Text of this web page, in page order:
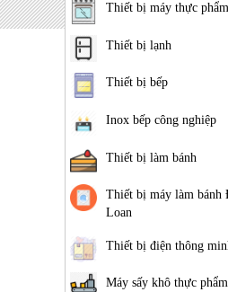
Thiết bị máy thực phẩm
Thiết bị lạnh
Thiết bị bếp
Inox bếp công nghiệp
Thiết bị làm bánh
Thiết bị máy làm bánh
Loan
Thiết bị điện thông
Máy sấy khô thực